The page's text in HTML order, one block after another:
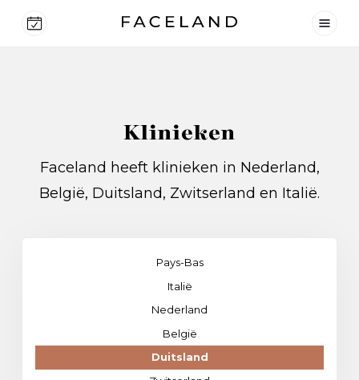
Klinieken
Faceland heeft klinieken in Nederland,
België, Duitsland, Zwitserland en Italië.
Pays-Bas
Italië
Nederland
België
Duitsland